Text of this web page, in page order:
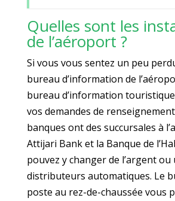
Quelles sont les
de l’aéroport ?
Si vous vous sentez un peu
bureau d’information de
bureau d’information
vos demandes de
banques ont des succursales à
Attijari Bank et la Banque de
pouvez y changer de l’argent ou
distributeurs automatiques. Le
poste au rez-de-chaussée vous